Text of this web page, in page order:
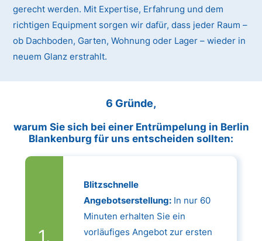
gerecht werden. Mit Expertise, Erfahrung und dem
richtigen Equipment sorgen wir dafür, dass jeder Raum –
ob Dachboden, Garten, Wohnung oder Lager – wieder in
neuem Glanz erstrahlt.
6 Gründe,
warum Sie sich bei einer Entrümpelung in Berlin
Blankenburg für uns entscheiden sollten:
Blitzschnelle
Angebotserstellung:In nur 60
Minuten erhalten Sie ein
vorläufiges Angebot zur ersten